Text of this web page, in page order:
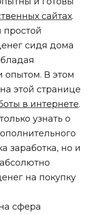
сайтах.
простой
сидя дома
опытом. В этом
этой странице
в интернете.
узнать о
заработка, но и
на покупку
сфера